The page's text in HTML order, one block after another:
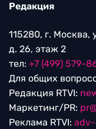
Редакция
115280, г. Москва,
д. 26, этаж 2
тел: +7 (499) 579-
Для общих
Редакция RTVI:
Маркетинг/PR:
Реклама RTVI: adv-